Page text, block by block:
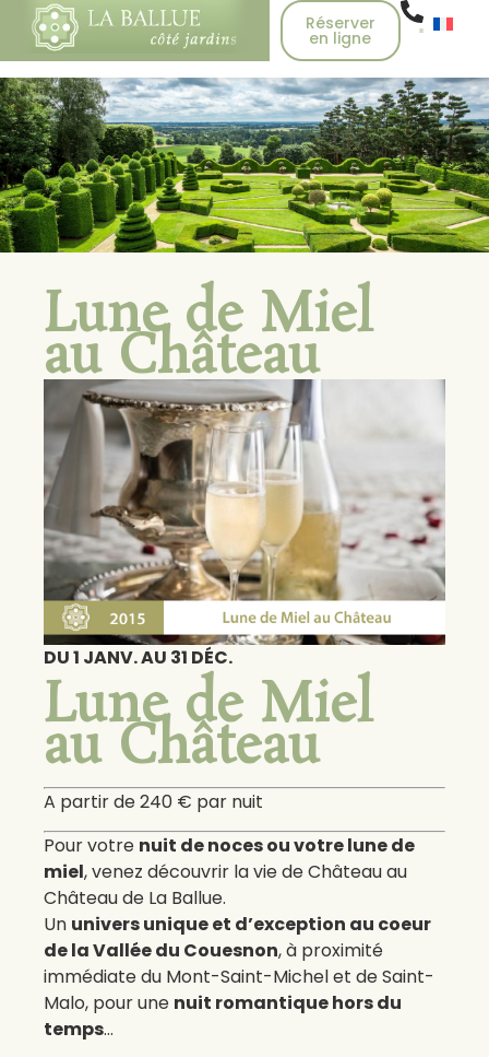
Réserver
en ligne
Lune de Miel
au Château
DU 1 JANV. AU 31 DÉC.
Lune de Miel
au Château
A partir de 240 € par nuit
Pour votre nuit de noces ou votre lune de
miel, venez découvrir la vie de Château au
Château de La Ballue.
Un univers unique et d’exception au coeur
de la Vallée du Couesnon, à proximité
immédiate du Mont-Saint-Michel et de Saint-
Malo, pour une nuit romantique hors du
temps…